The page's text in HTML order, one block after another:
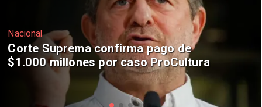
Nacional
Codelco suspende construcción de
Andes Norte en El Teniente por
riesgos sísmicos